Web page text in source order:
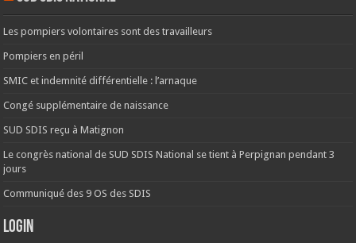
Les pompiers volontaires sont des travailleurs
Pompiers en péril
SMIC et indemnité différentielle : l’arnaque
Congé supplémentaire de naissance
SUD SDIS reçu à Matignon
Le congrès national de SUD SDIS National se tient à Perpignan pendant 3
jours
Communiqué des 9 OS des SDIS
Login